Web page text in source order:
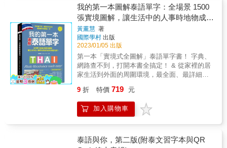
是難上加難，但透過本書的內容及編排設計，
你可以一步一步牢記子音字母、母音字母、聲
調符號、數字，開啟學習泰文的康莊大道！ &
本書特色 & 簡單＋易學4大特色： 最完整：44
個子音字母、32個母音字母、4個聲調符號、10
個數字習寫，一網打盡！ 最好學：「子音字母
搭配代表單字」、「母音字母及聲調符號搭配
例字」，串聯記憶！ 最基礎：筆順＋格線設
計，跟著練習，寫出標準美觀的泰文！ 最有
感：作者親錄泰語發音音檔，邊聽邊寫邊記，
最有效率！ &
字 ◎以藍紅綠色清楚標示中、高、低子音，搞
懂分類、聲調及拼音事半功倍 ◎發音不標準別
擔心，泰籍作者親錄雲端音檔，示範最道地的
發音和語調 ◎隨書附贈泰語44音字母書衣海
報，讓你每天看、每天認，自然而然深印腦海
&
的句子單字都是接在一起不易分辨，本書首創
將泰文單字及句子以類似英文方式一一空格。
如此，辨識泰文單字更加得心應手。 『超強師
資聯合編著』 由數位泰文教師，將教學精華統
一整理，聯合編輯而成。 『泰語．華語對照錄
錄音，泰語發音為純正泰國曼谷腔，單字由男
生及女生各唸一次。錄音時間九小時三十分。
『最適合自學的泰語入門教材』 集合多位教師
的教學經歷，由淺入深循序漸進，會話重要單
這麼開心。 『打下扎實泰文基礎』 從認識泰語
生詞&rarr;熟悉泰語會話&rarr;加強泰文閱讀能
力&rarr;強化泰語文法根基&rarr;練習泰文句子
大提升，一輩子都忘不掉。 『生活．旅遊會話
我的第一本圖解泰語單字：全場景 1500
張實境圖解，讓生活中的人事時地物成為
你的泰語老師！（附QR碼線上音檔）
黃薰慧 著
國際學村 出版
2023/01/05 出版
第一本「實境式全圖解」泰語單字書！ 字典、
網路查不到，打開本書全搞定！ & 從家裡的居
家生活到外面的周圍環境，最全面、最詳細！
足所有需求。 & 泰語中，ซัก、ล้าง 和สระ 一樣
都是「洗」，你知道有什麼不一樣呢？ 你知道
你說出口之後，泰國人腦海中浮現的是哪種洗
你最需要的單字與圖解對照課本！ 無論是自
9 折 特價 719 元
加入購物車
泰語與你，第二版(附泰文習字本與QR